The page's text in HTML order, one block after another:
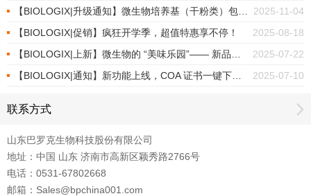
2025-11-04
【BIOLOGIX|促销】疯狂开学季，超值特惠享不停！
2025-08-18
2025-07-22
2025-07-10
联系方式
山东巴罗克生物科技股份有限公司
地址：中国 山东 济南市高新区颖秀路2766号
电话：0531-67802668
邮箱：Sales@bpchina001.com